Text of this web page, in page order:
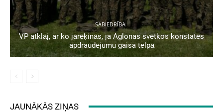
SABIEDRĪBA
VP atklāj, ar ko jārēķinās, ja Aglonas svētkos konstatēs
apdraudējumu gaisa telpā
JAUNĀKĀS ZIŅAS